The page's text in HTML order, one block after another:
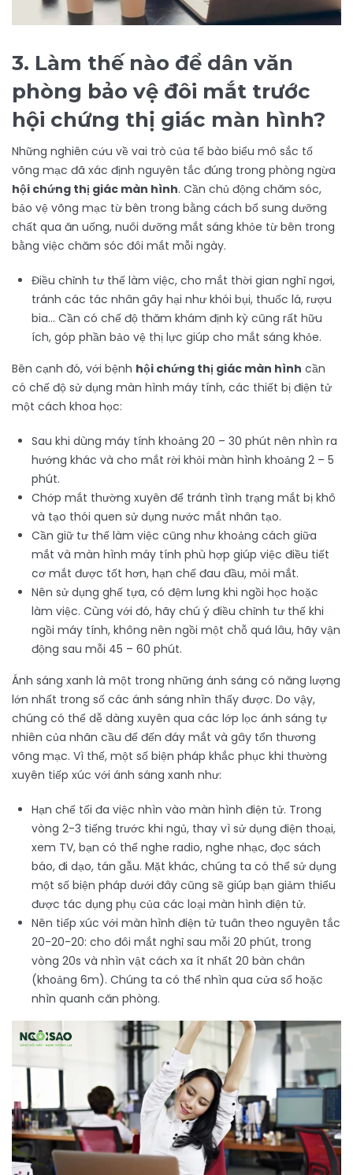
3. Làm thế nào để dân văn
phòng bảo vệ đôi mắt trước
hội chứng thị giác màn hình?
Những nghiên cứu về vai trò của tế bào biểu mô sắc tố
võng mạc đã xác định nguyên tắc đúng trong phòng ngừa
hội chứng thị giác màn hình. Cần chủ động chăm sóc,
bảo vệ võng mạc từ bên trong bằng cách bổ sung dưỡng
chất qua ăn uống, nuôi dưỡng mắt sáng khỏe từ bên trong
bằng việc chăm sóc đôi mắt mỗi ngày.
Điều chỉnh tư thế làm việc, cho mắt thời gian nghỉ ngơi,
tránh các tác nhân gây hại như khói bụi, thuốc lá, rượu
bia… Cần có chế độ thăm khám định kỳ cũng rất hữu
ích, góp phần bảo vệ thị lực giúp cho mắt sáng khỏe.
Bên cạnh đó, với bệnh hội chứng thị giác màn hình cần
có chế độ sử dụng màn hình máy tính, các thiết bị điện tử
một cách khoa học:
Sau khi dùng máy tính khoảng 20 – 30 phút nên nhìn ra
hướng khác và cho mắt rời khỏi màn hình khoảng 2 – 5
phút.
Chớp mắt thường xuyên để tránh tình trạng mắt bị khô
và tạo thói quen sử dụng nước mắt nhân tạo.
Cần giữ tư thế làm việc cũng như khoảng cách giữa
mắt và màn hình máy tính phù hợp giúp việc điều tiết
cơ mắt được tốt hơn, hạn chế đau đầu, mỏi mắt.
Nên sử dụng ghế tựa, có đệm lưng khi ngồi học hoặc
làm việc. Cùng với đó, hãy chú ý điều chỉnh tư thế khi
ngồi máy tính, không nên ngồi một chỗ quá lâu, hãy vận
động sau mỗi 45 – 60 phút.
Ánh sáng xanh là một trong những ánh sáng có năng lượng
lớn nhất trong số các ánh sáng nhìn thấy được. Do vậy,
chúng có thể dễ dàng xuyên qua các lớp lọc ánh sáng tự
nhiên của nhãn cầu để đến đáy mắt và gây tổn thương
võng mạc. Vì thế, một số biện pháp khắc phục khi thường
xuyên tiếp xúc với ánh sáng xanh như:
Hạn chế tối đa việc nhìn vào màn hình điện tử. Trong
vòng 2-3 tiếng trước khi ngủ, thay vì sử dụng điện thoại,
xem TV, bạn có thể nghe radio, nghe nhạc, đọc sách
báo, đi dạo, tán gẫu. Mặt khác, chúng ta có thể sử dụng
một số biện pháp dưới đây cũng sẽ giúp bạn giảm thiểu
được tác dụng phụ của các loại màn hình điện tử.
Nên tiếp xúc với màn hình điện tử tuân theo nguyên tắc
20-20-20: cho đôi mắt nghỉ sau mỗi 20 phút, trong
vòng 20s và nhìn vật cách xa ít nhất 20 bàn chân
(khoảng 6m). Chúng ta có thể nhìn qua cửa sổ hoặc
nhìn quanh căn phòng.